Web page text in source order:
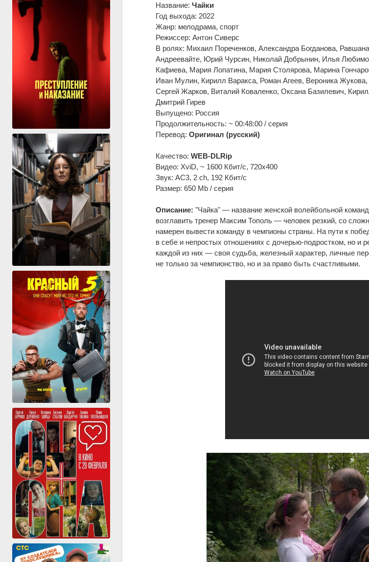
Название: Чайки
Год выхода: 2022
Жанр: мелодрама, спорт
Режиссер: Антон Сиверс
В ролях: Михаил Пореченков, Александра Богданова,
Андреевайте, Юрий Чурсин, Николай Добрынин, Илья
Кафиева, Мария Лопатина, Мария Столярова, Марина
Иван Мулин, Кирилл Варакса, Роман Агеев, Вероника
Сергей Жарков, Виталий Коваленко, Оксана Базилевич,
Дмитрий Гирев
Выпущено: Россия
Продолжительность: ~ 00:48:00 / серия
Перевод: Оригинал (русский)
Качество: WEB-DLRip
Видео: XviD, ~ 1600 Кбит/с, 720x400
Звук: AC3, 2 ch, 192 Кбит/с
Размер: 650 Mb / серия
Описание: "Чайка" — название женской волейбольной
возглавить тренер Максим Тополь — человек резкий, со
намерен вывести команду в чемпионы страны. На пути к
в себе и непростых отношениях с дочерью-подростком, но и
каждой из них — своя судьба, железный характер, личные
не только за чемпионство, но и за право быть счастливыми.